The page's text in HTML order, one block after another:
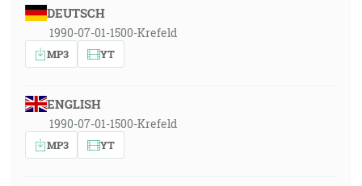
DEUTSCH
1990-07-01-1500-Krefeld
MP3 YT
ENGLISH
1990-07-01-1500-Krefeld
MP3 YT